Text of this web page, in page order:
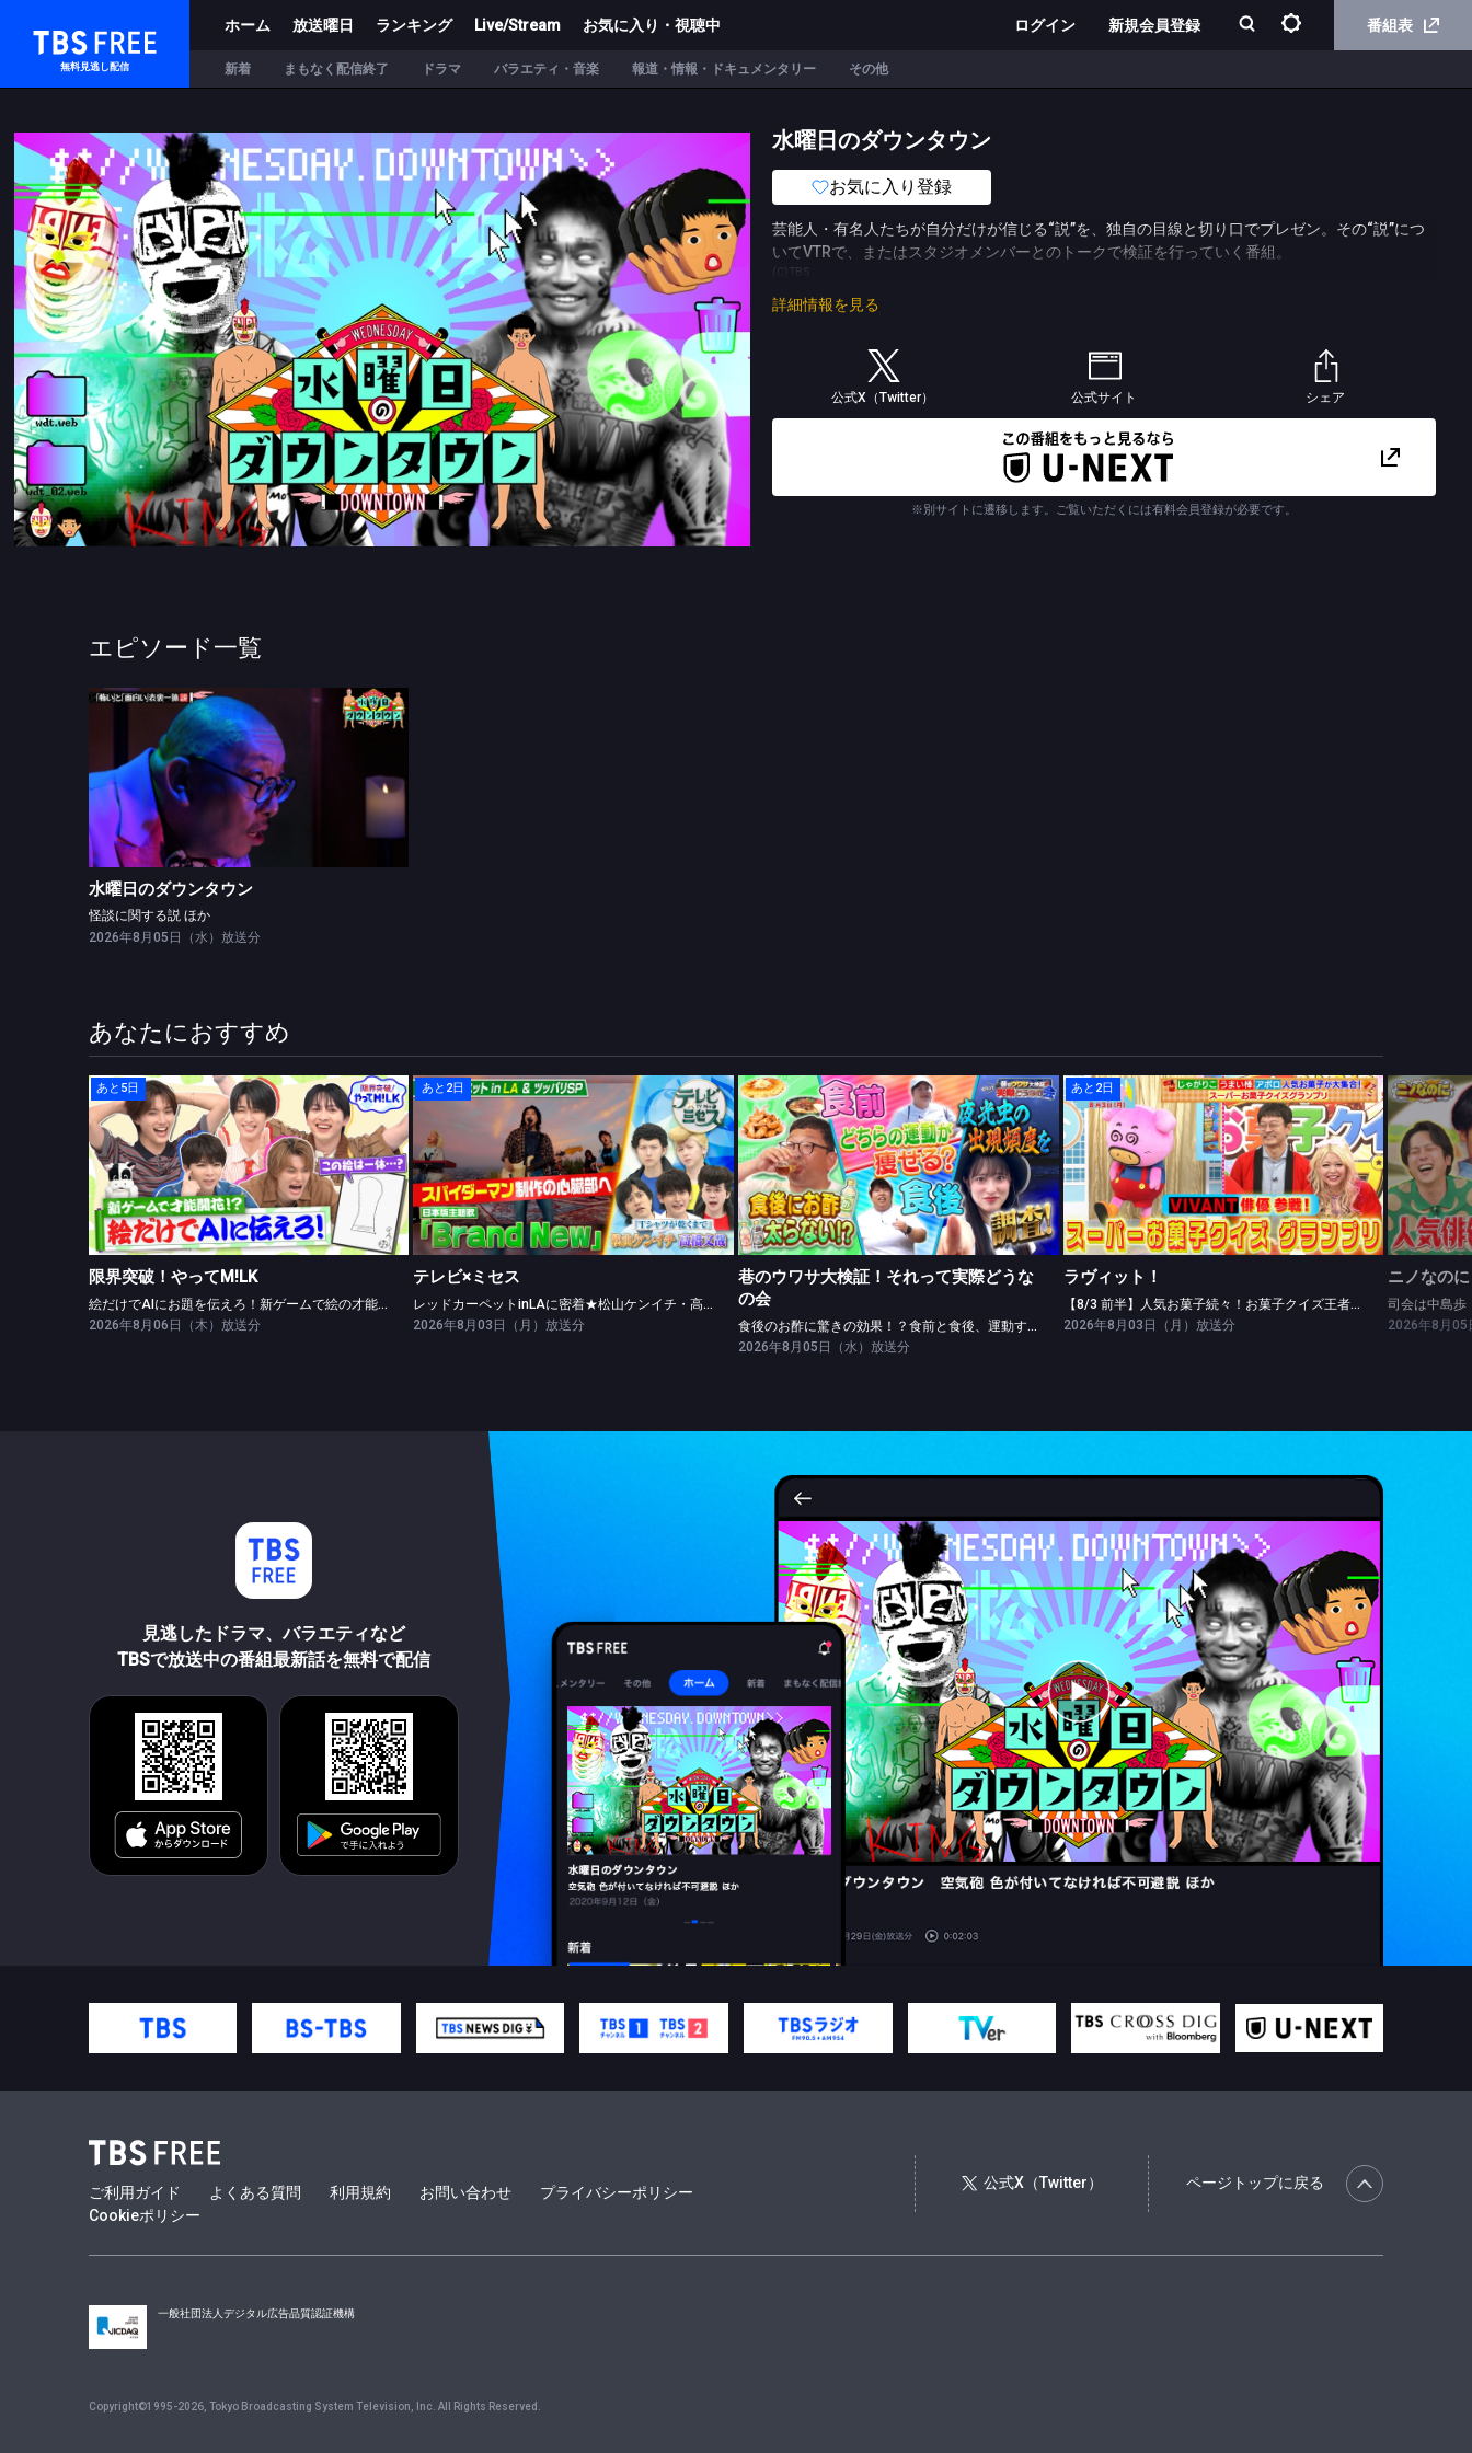
TBS FREE
無料見逃し配信
ホーム 放送曜日 ランキング Live/Stream お気に入り・視聴中 ログイン 新規会員登録 番組表
新着 まもなく配信終了 ドラマ バラエティ・音楽 報道・情報・ドキュメンタリー その他
水曜日のダウンタウン
お気に入り登録
芸能人・有名人たちが自分だけが信じる“説”を、独自の目線と切り口でプレゼン。その“説”につ
いてVTRで、またはスタジオメンバーとのトークで検証を行っていく番組。
詳細情報を見る
公式X（Twitter） 公式サイト シェア
※別サイトに遷移します。ご覧いただくには有料会員登録が必要です。
エピソード一覧
水曜日のダウンタウン
怪談に関する説 ほか
水曜日のダウンタウン
怪談に関する説 ほか
2026年8月05日（水）放送分
あなたにおすすめ
あと5日
限界突破！やってM!LK
絵だけでAIにお題を伝えろ！新ゲームで絵の才能開花！？
限界突破！やってM!LK
絵だけでAIにお題を伝えろ！新ゲームで絵の才能開花！？
2026年8月06日（木）放送分
あと2日
テレビ×ミセス
レッドカーペットinLAに密着★松山ケンイチ・高橋文哉ツッパリ勝負！
テレビ×ミセス
レッドカーペットinLAに密着★松山ケンイチ・高橋文哉ツッパリ勝負！
2026年8月03日（月）放送分
巷のウワサ大検証！それって実際どうなの会
食後のお酢に驚きの効果！？食前と食後、運動するなら？
巷のウワサ大検証！それって実際どうな
の会
食後のお酢に驚きの効果！？食前と食後、運動するなら？
2026年8月05日（水）放送分
あと2日
ラヴィット！
【8/3 前半】人気お菓子続々！お菓子クイズ王者丸山に山中崇らが挑む
ラヴィット！
【8/3 前半】人気お菓子続々！お菓子クイズ王者丸山に山中崇らが挑む
2026年8月03日（月）放送分
司会は中
ニノなのに
司会は中島歩
2026年8月05
見逃したドラマ、バラエティなど
TBSで放送中の番組最新話を無料で配信
ご利用ガイド よくある質問 利用規約 お問い合わせ
プライバシーポリシー
Cookieポリシー
公式X（Twitter） ページトップに戻る
一般社団法人デジタル広告品質認証機構
Copyright©1995-2026, Tokyo Broadcasting System Television, Inc. All Rights Reserved.